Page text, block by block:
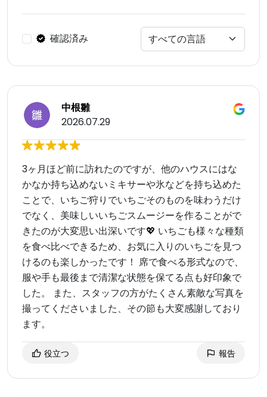
確認済み
中根雛
2026.07.29
3ヶ月ほど前に訪れたのですが、他のハウスにはな
かなか持ち込めないミキサーや氷などを持ち込めた
ことで、いちご狩りでいちごそのものを味わうだけ
でなく、美味しいいちごスムージーを作ることがで
きたのが大変思い出深いです💖 いちごも様々な種類
を食べ比べできるため、お気に入りのいちごを見つ
けるのも楽しかったです！ 席で食べる形式なので、
服や手も最後まで清潔な状態を保てる点も好印象で
した。 また、スタッフの方がたくさん素敵な写真を
撮ってくださいました、その節も大変感謝しており
ます。
役立つ 報告